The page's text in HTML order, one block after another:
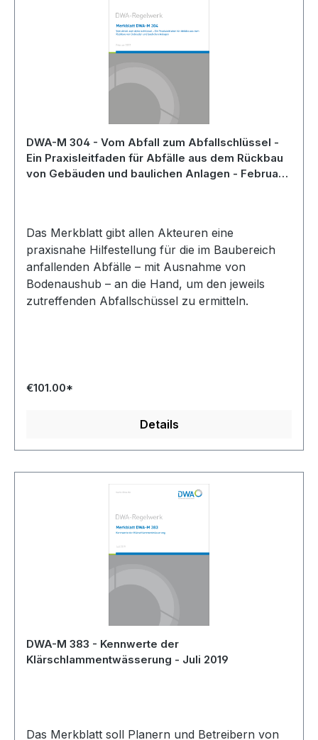
DWA-M 304 - Vom Abfall zum Abfallschlüssel -
Ein Praxisleitfaden für Abfälle aus dem Rückbau
von Gebäuden und baulichen Anlagen - Februar
Das Merkblatt gibt allen Akteuren eine
praxisnahe Hilfestellung für die im Baubereich
anfallenden Abfälle – mit Ausnahme von
Bodenaushub – an die Hand, um den jeweils
zutreffenden Abfallschüssel zu ermitteln.
€101.00*
Details
DWA-M 383 - Kennwerte der
Klärschlammentwässerung - Juli 2019
Das Merkblatt soll Planern und Betreibern von